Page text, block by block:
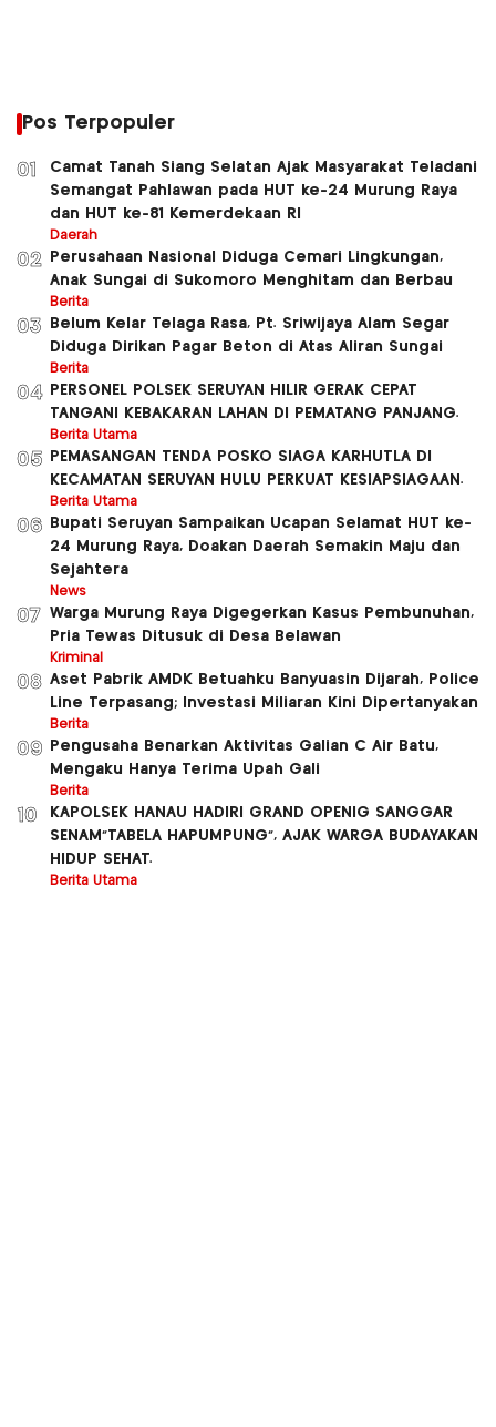
Pos Terpopuler
01
Camat Tanah Siang Selatan Ajak Masyarakat Teladani
Semangat Pahlawan pada HUT ke-24 Murung Raya
dan HUT ke-81 Kemerdekaan RI
Daerah
02
Perusahaan Nasional Diduga Cemari Lingkungan,
Anak Sungai di Sukomoro Menghitam dan Berbau
Berita
03
Belum Kelar Telaga Rasa, Pt. Sriwijaya Alam Segar
Diduga Dirikan Pagar Beton di Atas Aliran Sungai
Berita
04
PERSONEL POLSEK SERUYAN HILIR GERAK CEPAT
TANGANI KEBAKARAN LAHAN DI PEMATANG PANJANG.
Berita Utama
05
PEMASANGAN TENDA POSKO SIAGA KARHUTLA DI
KECAMATAN SERUYAN HULU PERKUAT KESIAPSIAGAAN.
Berita Utama
06
Bupati Seruyan Sampaikan Ucapan Selamat HUT ke-
24 Murung Raya, Doakan Daerah Semakin Maju dan
Sejahtera
News
07
Warga Murung Raya Digegerkan Kasus Pembunuhan,
Pria Tewas Ditusuk di Desa Belawan
Kriminal
08 Aset Pabrik AMDK Betuahku Banyuasin Dijarah, Police
Line Terpasang; Investasi Miliaran Kini Dipertanyakan
Berita
09
Pengusaha Benarkan Aktivitas Galian C Air Batu,
Mengaku Hanya Terima Upah Gali
Berita
10
KAPOLSEK HANAU HADIRI GRAND OPENIG SANGGAR
SENAM”TABELA HAPUMPUNG”, AJAK WARGA BUDAYAKAN
HIDUP SEHAT.
Berita Utama